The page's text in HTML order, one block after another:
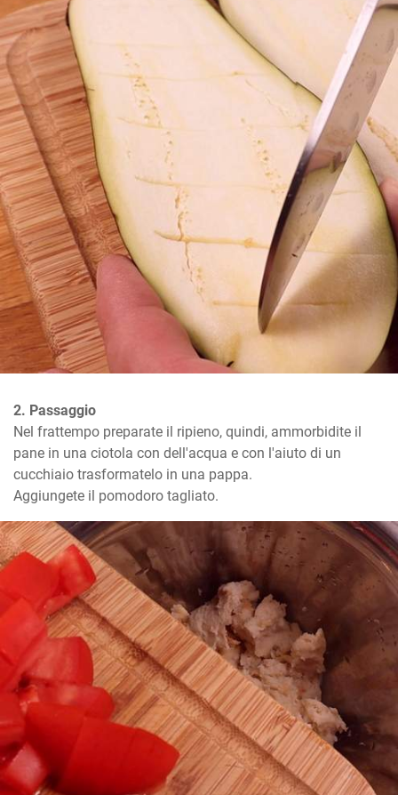
2. Passaggio
Nel frattempo preparate il ripieno, quindi, ammorbidite il
pane in una ciotola con dell'acqua e con l'aiuto di un
cucchiaio trasformatelo in una pappa.
Aggiungete il pomodoro tagliato.